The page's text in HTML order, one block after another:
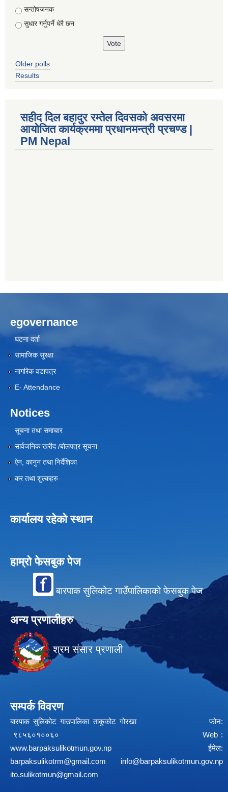
सन्तोषजनक
सुधार गर्नुपर्ने धेरै छन
Older polls
Results
सहीद दिल बहादुर रम्तेल दिवसको अवसरमा
आयोजित कार्यक्रममा प्रधानमन्त्री प्रचण्ड |
PM Nepal
egovernance
घटना दर्ता
सामाजिक सुरक्षा
नागरिक वडापत्र
E- Attendance
Notices
सूचना तथा समाचार
सार्वजनिक खरीद /बोलपत्र सूचना
ऐन, कानुन तथा निर्देशिका
कर तथा शुल्कहरु
कार्यालय रहेको स्थान
हाम्रो फेसबुक पेज
बारपाक सुलिकोट गाउँपालिकाको फेसबुक पेज
अन्य प्रणालीहरु
श्रम संसार प्रणाली
सम्पर्क विवरण
बारपाक सुलिकोट गाउपालिका ताकुकोट गोरखा फोन:
९८५६०१००६० Web :
www.barpaksulikotmun.gov.np
ईमेल:
barpaksulikotrm@gmail.com
info@barpaksulikotmun.gov.np
ito.sulikotmun@gmail.com